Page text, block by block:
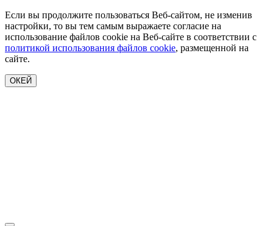
Если вы продолжите пользоваться Веб-сайтом, не изменив
настройки, то вы тем самым выражаете согласие на
использование файлов cookie на Веб-сайте в соответствии с
политикой использования файлов cookie, размещенной на
сайте.
ОКЕЙ